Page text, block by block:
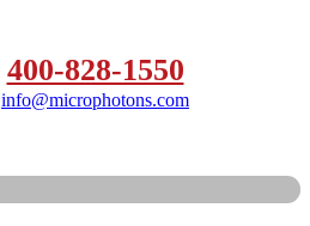
400-828-1550
info@microphotons.com